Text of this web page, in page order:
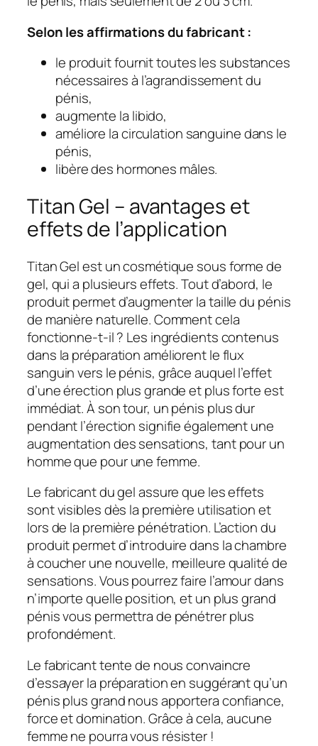
Selon les affirmations du fabricant :
le produit fournit toutes les substances
nécessaires à l’agrandissement du
pénis,
augmente la libido,
améliore la circulation sanguine dans le
pénis,
libère des hormones mâles.
Titan Gel – avantages et
effets de l’application
Titan Gel est un cosmétique sous forme de
gel, qui a plusieurs effets. Tout d’abord, le
produit permet d’augmenter la taille du pénis
de manière naturelle. Comment cela
fonctionne-t-il ? Les ingrédients contenus
dans la préparation améliorent le flux
sanguin vers le pénis, grâce auquel l’effet
d’une érection plus grande et plus forte est
immédiat. À son tour, un pénis plus dur
pendant l’érection signifie également une
augmentation des sensations, tant pour un
homme que pour une femme.
Le fabricant du gel assure que les effets
sont visibles dès la première utilisation et
lors de la première pénétration. L’action du
produit permet d’introduire dans la chambre
à coucher une nouvelle, meilleure qualité de
sensations. Vous pourrez faire l’amour dans
n’importe quelle position, et un plus grand
pénis vous permettra de pénétrer plus
profondément.
Le fabricant tente de nous convaincre
d’essayer la préparation en suggérant qu’un
pénis plus grand nous apportera confiance,
force et domination. Grâce à cela, aucune
femme ne pourra vous résister !